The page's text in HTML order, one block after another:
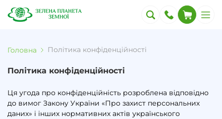
Головна Політика конфіденційності
Політика конфіденційності
Ця угода про конфіденційність розроблена відповідно
до вимог Закону України «Про захист персональних
даних» і інших нормативних актів українського